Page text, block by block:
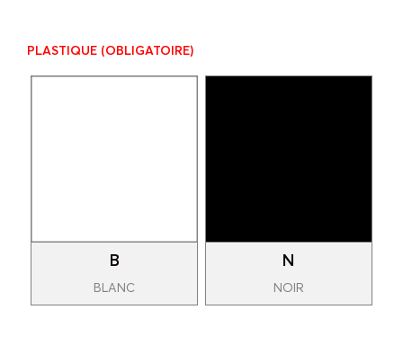
PLASTIQUE (OBLIGATOIRE)
B
BLANC
N
NOIR